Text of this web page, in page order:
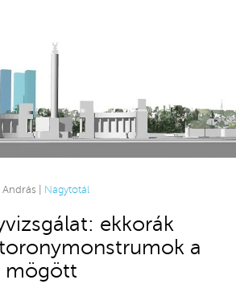
| Nagytotál
ekkorák
a
mögött